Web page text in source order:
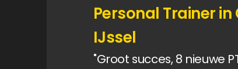
Personal Trainer
IJssel
"Groot succes, 8 nieuwe